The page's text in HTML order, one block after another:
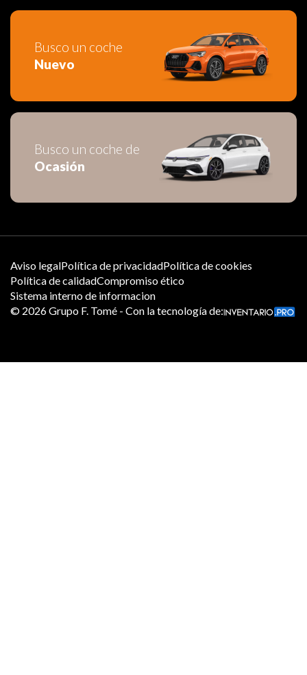
Busco un coche
Nuevo
Busco un coche de
Ocasión
Aviso legalPolítica de privacidadPolítica de cookies
Política de calidadCompromiso ético
Sistema interno de informacion
© 2026Grupo F. Tomé - Con la tecnología de: